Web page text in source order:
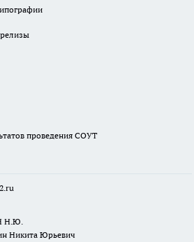
проведения СОУТ
Н.Ю.
Никита Юрьевич